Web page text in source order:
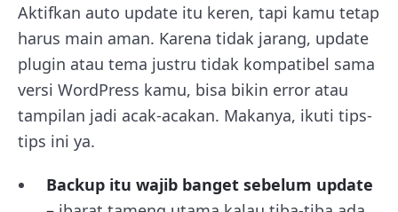
Aktifkan auto update itu keren, tapi kamu tetap
harus main aman. Karena tidak jarang, update
plugin atau tema justru tidak kompatibel sama
versi WordPress kamu, bisa bikin error atau
tampilan jadi acak-acakan. Makanya, ikuti tips-
tips ini ya.
Backup itu wajib banget sebelum update